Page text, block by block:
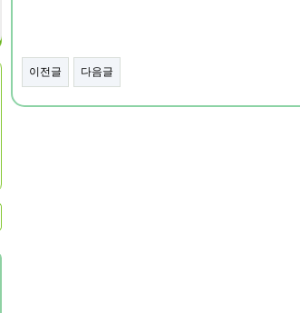
이전글 다음글